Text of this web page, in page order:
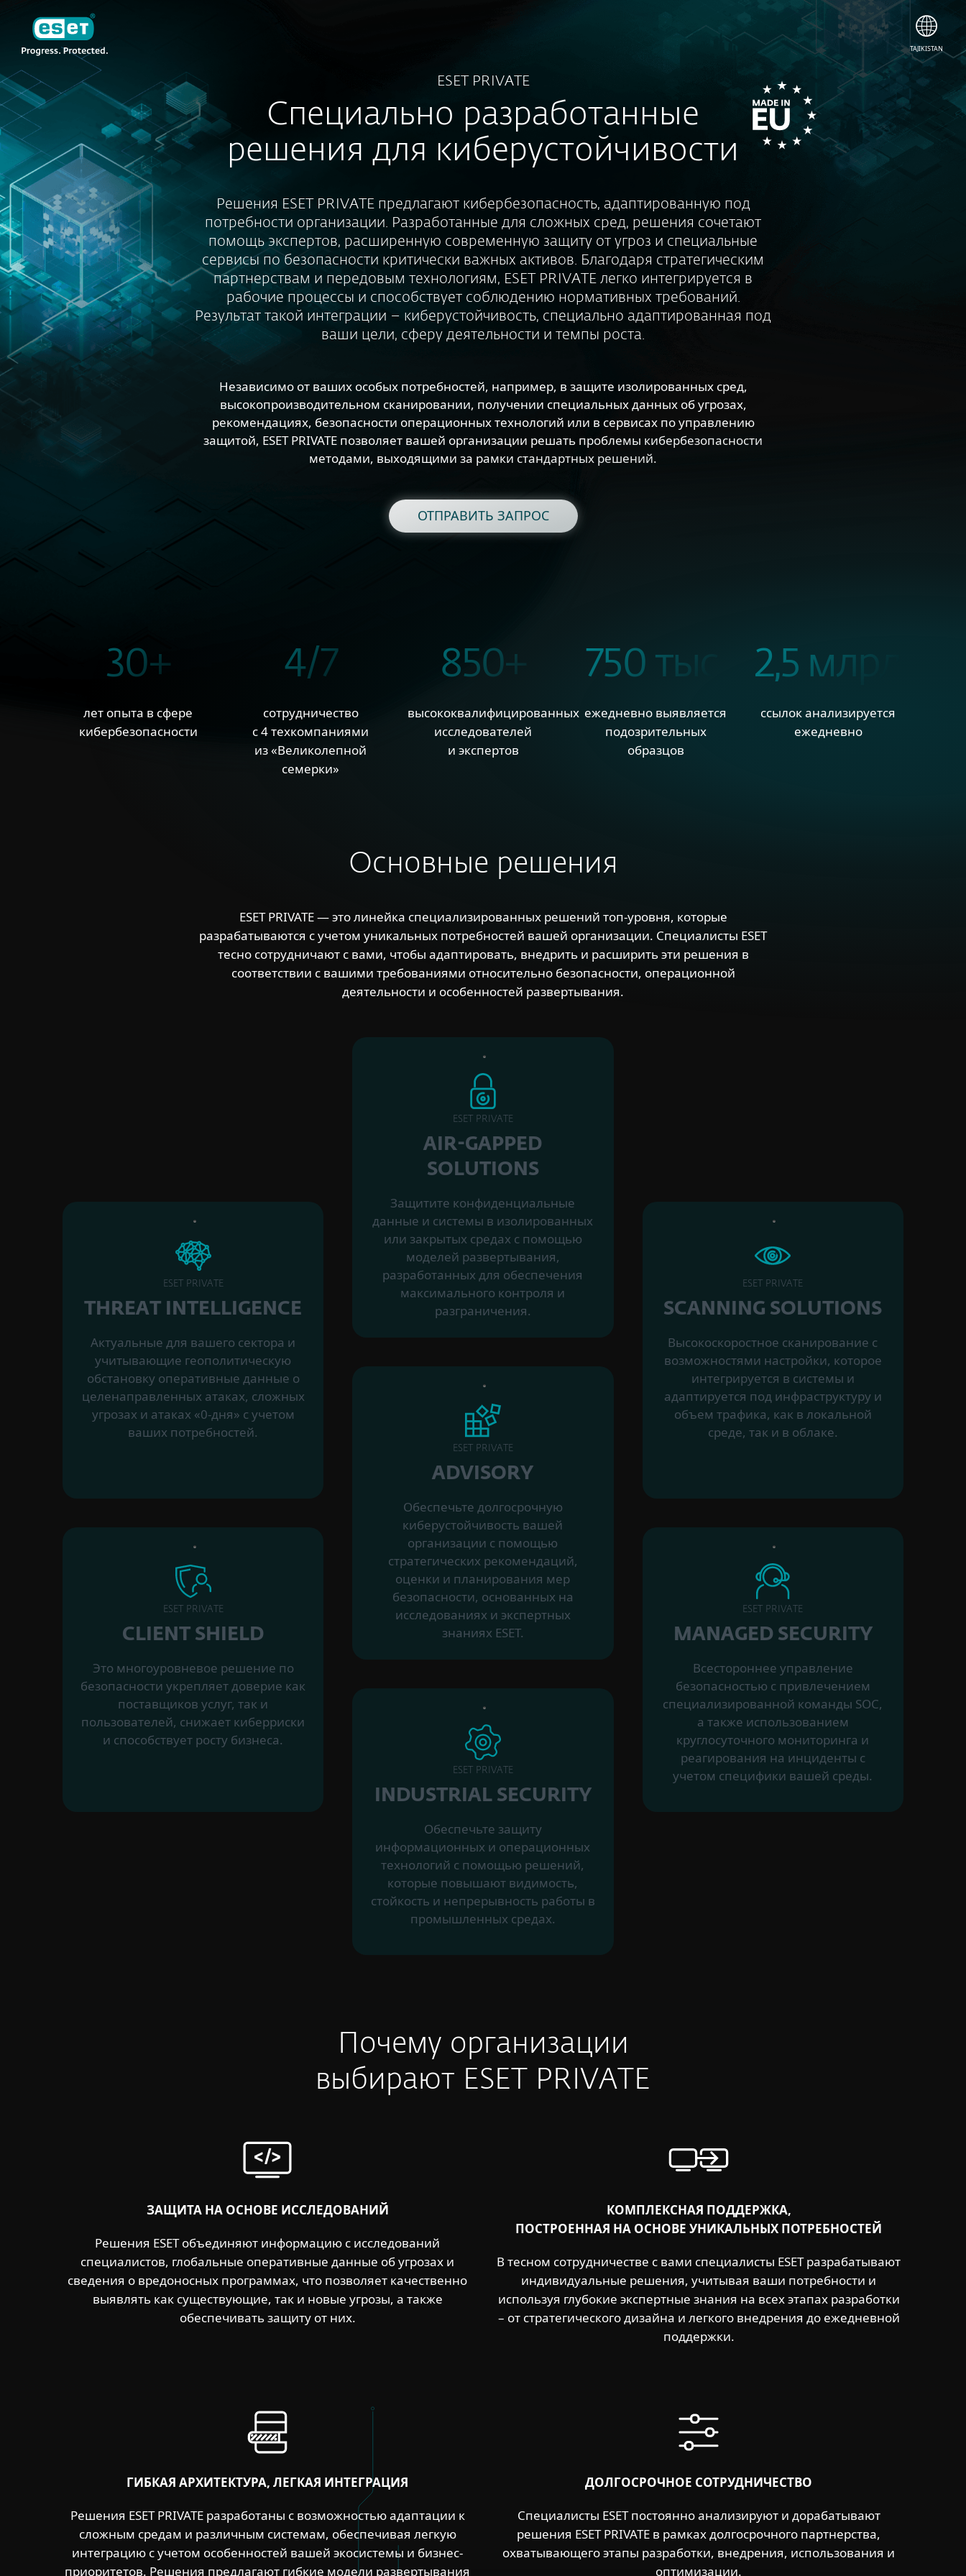
ESET PRIVATE
Специально разработанные
решения для киберустойчивости
Решения ESET PRIVATE предлагают кибербезопасность, адаптированную под
потребности организации. Разработанные для сложных сред, решения сочетают
помощь экспертов, расширенную современную защиту от угроз и специальные
сервисы по безопасности критически важных активов. Благодаря стратегическим
партнерствам и передовым технологиям, ESET PRIVATE легко интегрируется в
рабочие процессы и способствует соблюдению нормативных требований.
Результат такой интеграции – киберустойчивость, специально адаптированная под
ваши цели, сферу деятельности и темпы роста.
Независимо от ваших особых потребностей, например, в защите изолированных сред,
высокопроизводительном сканировании, получении специальных данных об угрозах,
рекомендациях, безопасности операционных технологий или в сервисах по управлению
защитой, ESET PRIVATE позволяет вашей организации решать проблемы кибербезопасности
методами, выходящими за рамки стандартных решений.
ОТПРАВИТЬ ЗАПРОС
30+
лет опыта в сфере
кибербезопасности
4/7
сотрудничество
с 4 техкомпаниями
из «Великолепной
семерки»
850+
высококвалифицированных
исследователей
и экспертов
750 тыс.
ежедневно выявляется
подозрительных
образцов
2,5 млрд
ссылок анализируется
ежедневно
Основные решения
ESET PRIVATE — это линейка специализированных решений топ-уровня, которые
разрабатываются с учетом уникальных потребностей вашей организации. Специалисты ESET
тесно сотрудничают с вами, чтобы адаптировать, внедрить и расширить эти решения в
соответствии с вашими требованиями относительно безопасности, операционной
деятельности и особенностей развертывания.
ESET PRIVATE
AIR-GAPPED
SOLUTIONS
Защитите конфиденциальные
данные и системы в изолированных
или закрытых средах с помощью
моделей развертывания,
разработанных для обеспечения
максимального контроля и
разграничения.
ESET PRIVATE
THREAT INTELLIGENCE
Актуальные для вашего сектора и
учитывающие геополитическую
обстановку оперативные данные о
целенаправленных атаках, сложных
угрозах и атаках «0-дня» с учетом
ваших потребностей.
ESET PRIVATE
SCANNING SOLUTIONS
Высокоскоростное сканирование с
возможностями настройки, которое
интегрируется в системы и
адаптируется под инфраструктуру и
объем трафика, как в локальной
среде, так и в облаке.
ESET PRIVATE
ADVISORY
Обеспечьте долгосрочную
киберустойчивость вашей
организации с помощью
стратегических рекомендаций,
оценки и планирования мер
безопасности, основанных на
исследованиях и экспертных
знаниях ESET.
ESET PRIVATE
CLIENT SHIELD
Это многоуровневое решение по
безопасности укрепляет доверие как
поставщиков услуг, так и
пользователей, снижает киберриски
и способствует росту бизнеса.
ESET PRIVATE
MANAGED SECURITY
Всестороннее управление
безопасностью с привлечением
специализированной команды SOC,
а также использованием
круглосуточного мониторинга и
реагирования на инциденты с
учетом специфики вашей среды.
ESET PRIVATE
INDUSTRIAL SECURITY
Обеспечьте защиту
информационных и операционных
технологий с помощью решений,
которые повышают видимость,
стойкость и непрерывность работы в
промышленных средах.
Почему организации
выбирают ESET PRIVATE
ЗАЩИТА НА ОСНОВЕ ИССЛЕДОВАНИЙ
Решения ESET объединяют информацию с исследований
специалистов, глобальные оперативные данные об угрозах и
сведения о вредоносных программах, что позволяет качественно
выявлять как существующие, так и новые угрозы, а также
обеспечивать защиту от них.
КОМПЛЕКСНАЯ ПОДДЕРЖКА,
ПОСТРОЕННАЯ НА ОСНОВЕ УНИКАЛЬНЫХ ПОТРЕБНОСТЕЙ
В тесном сотрудничестве с вами специалисты ESET разрабатывают
индивидуальные решения, учитывая ваши потребности и
используя глубокие экспертные знания на всех этапах разработки
– от стратегического дизайна и легкого внедрения до ежедневной
поддержки.
ГИБКАЯ АРХИТЕКТУРА, ЛЕГКАЯ ИНТЕГРАЦИЯ
Решения ESET PRIVATE разработаны с возможностью адаптации к
сложным средам и различным системам, обеспечивая легкую
интеграцию с учетом особенностей вашей экосистемы и бизнес-
приоритетов. Решения предлагают гибкие модели развертывания
ДОЛГОСРОЧНОЕ СОТРУДНИЧЕСТВО
Специалисты ESET постоянно анализируют и дорабатывают
решения ESET PRIVATE в рамках долгосрочного партнерства,
охватывающего этапы разработки, внедрения, использования и
оптимизации.
TJ-RUДля бизнеса
ESET
TAJIKISTAN